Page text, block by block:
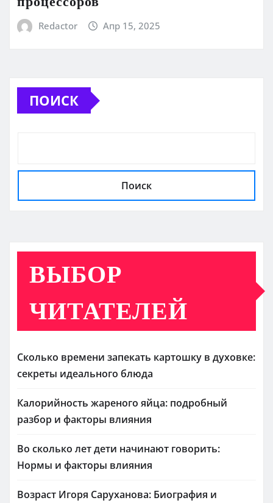
Redactor Апр 15, 2025
ПОИСК
Поиск
ВЫБОР
ЧИТАТЕЛЕЙ
Сколько времени запекать картошку в духовке:
секреты идеального блюда
Калорийность жареного яйца: подробный
разбор и факторы влияния
Во сколько лет дети начинают говорить:
Нормы и факторы влияния
Возраст Игоря Саруханова: Биография и